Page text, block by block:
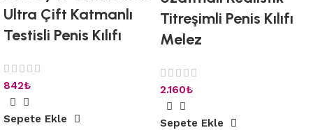
Ultra Çift Katmanlı
Testisli Penis Kılıfı
842₺
Sepete Ekle
Titreşimli Penis Kılıfı
Melez
2.160₺
Sepete Ekle